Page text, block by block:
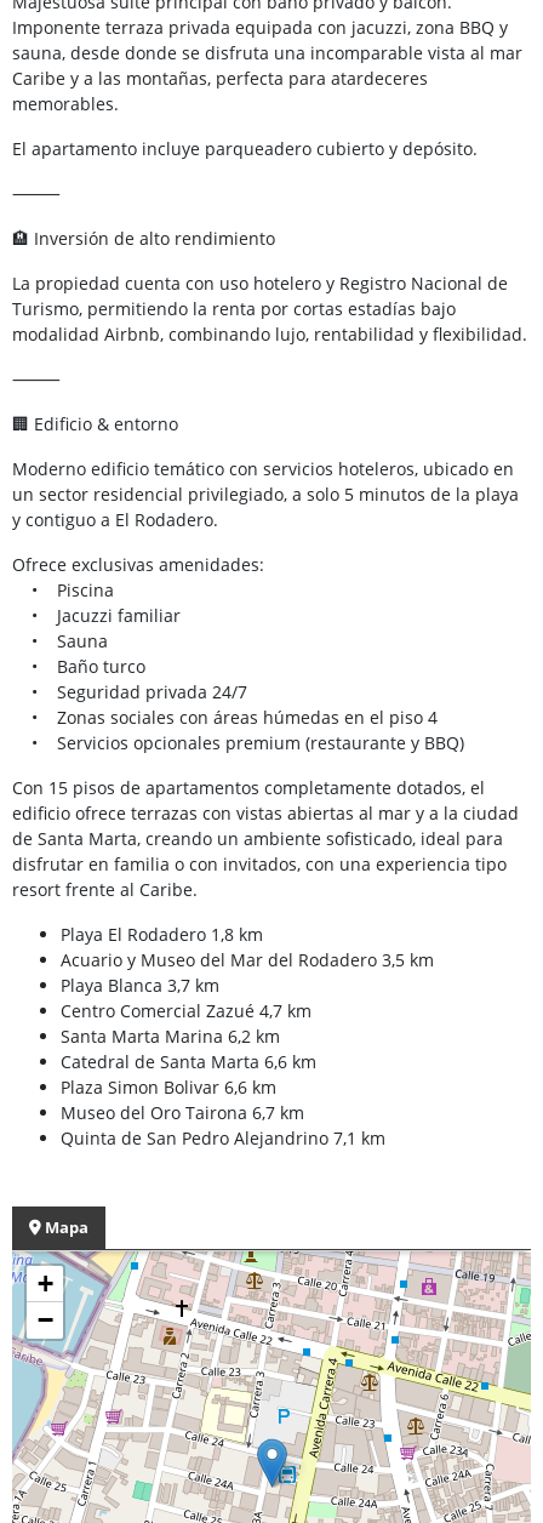
Imponente terraza privada equipada con jacuzzi, zona BBQ y
sauna, desde donde se disfruta una incomparable vista al mar
Caribe y a las montañas, perfecta para atardeceres
memorables.
El apartamento incluye parqueadero cubierto y depósito.
⸻
🏨 Inversión de alto rendimiento
La propiedad cuenta con uso hotelero y Registro Nacional de
Turismo, permitiendo la renta por cortas estadías bajo
modalidad Airbnb, combinando lujo, rentabilidad y flexibilidad.
⸻
🏢 Edificio & entorno
Moderno edificio temático con servicios hoteleros, ubicado en
un sector residencial privilegiado, a solo 5 minutos de la playa
y contiguo a El Rodadero.
Ofrece exclusivas amenidades:
• Piscina
• Jacuzzi familiar
• Sauna
• Baño turco
• Seguridad privada 24/7
• Zonas sociales con áreas húmedas en el piso 4
• Servicios opcionales premium (restaurante y BBQ)
Con 15 pisos de apartamentos completamente dotados, el
edificio ofrece terrazas con vistas abiertas al mar y a la ciudad
de Santa Marta, creando un ambiente sofisticado, ideal para
disfrutar en familia o con invitados, con una experiencia tipo
resort frente al Caribe.
Playa El Rodadero 1,8 km
Acuario y Museo del Mar del Rodadero 3,5 km
Playa Blanca 3,7 km
Centro Comercial Zazué 4,7 km
Santa Marta Marina 6,2 km
Catedral de Santa Marta 6,6 km
Plaza Simon Bolivar 6,6 km
Museo del Oro Tairona 6,7 km
Quinta de San Pedro Alejandrino 7,1 km
Mapa
+
−